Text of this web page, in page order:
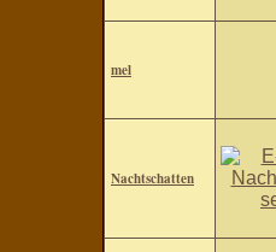
mel
Nachtschatten